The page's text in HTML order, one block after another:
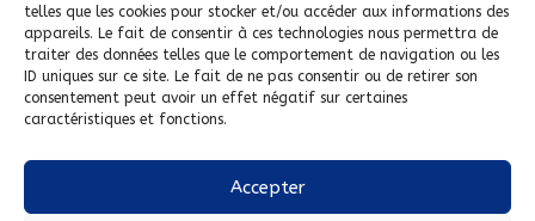
telles que les cookies pour stocker et/ou accéder aux informations des
appareils. Le fait de consentir à ces technologies nous permettra de
traiter des données telles que le comportement de navigation ou les
ID uniques sur ce site. Le fait de ne pas consentir ou de retirer son
consentement peut avoir un effet négatif sur certaines
caractéristiques et fonctions.
Accepter
Mentions légales
Conditions générales de vente
Politique de confidentialité